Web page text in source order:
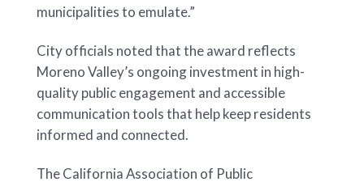
municipalities to emulate.”
City officials noted that the award reflects
Moreno Valley’s ongoing investment in high-
quality public engagement and accessible
communication tools that help keep residents
informed and connected.
The California Association of Public